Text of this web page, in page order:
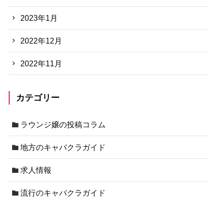
2023年1月
2022年12月
2022年11月
カテゴリー
ラウンジ嬢の投稿コラム
地方のキャバクラガイド
求人情報
流行のキャバクラガイド